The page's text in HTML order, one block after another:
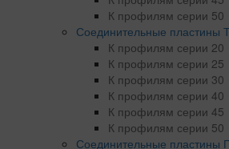
К профилям серии 50
Соединительные пластины
К профилям серии 20
К профилям серии 25
К профилям серии 30
К профилям серии 40
К профилям серии 45
К профилям серии 50
Соединительные пластины